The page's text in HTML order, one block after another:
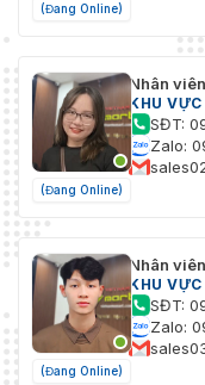
(Đang Online)
(Đang Online)
Nhân
KHU
SĐT:
Zalo:
(Đang Online)
Nhân
KHU
SĐT:
Zalo: